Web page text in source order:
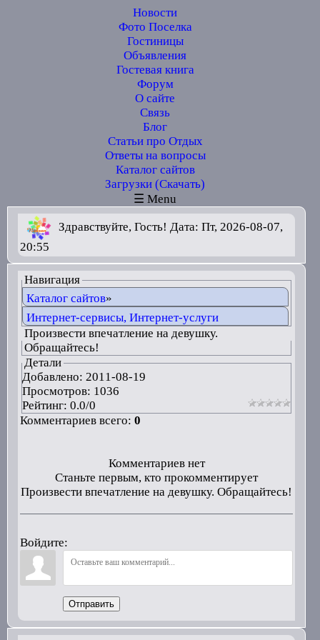
Новости
Фото Поселка
Гостиницы
Объявления
Гостевая книга
Форум
О сайте
Связь
Блог
Статьи про Отдых
Ответы на вопросы
Каталог сайтов
Загрузки (Скачать)
☰ Menu
Здравствуйте, Гость! Дата: Пт, 2026-08-07,
20:55
Навигация
Каталог сайтов»
Интернет-сервисы, Интернет-услуги
Произвести впечатление на девушку.
Обращайтесь!
Детали
Добавлено: 2011-08-19
Просмотров: 1036
Рейтинг: 0.0/0
Комментариев всего: 0
Комментариев нет
Станьте первым, кто прокомментирует
Произвести впечатление на девушку. Обращайтесь!
Войдите:
Отправить